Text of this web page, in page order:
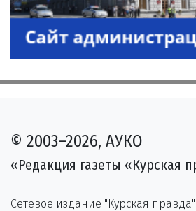
© 2003–2026, АУКО
«Редакция газеты «Курская
Сетевое издание "Курская